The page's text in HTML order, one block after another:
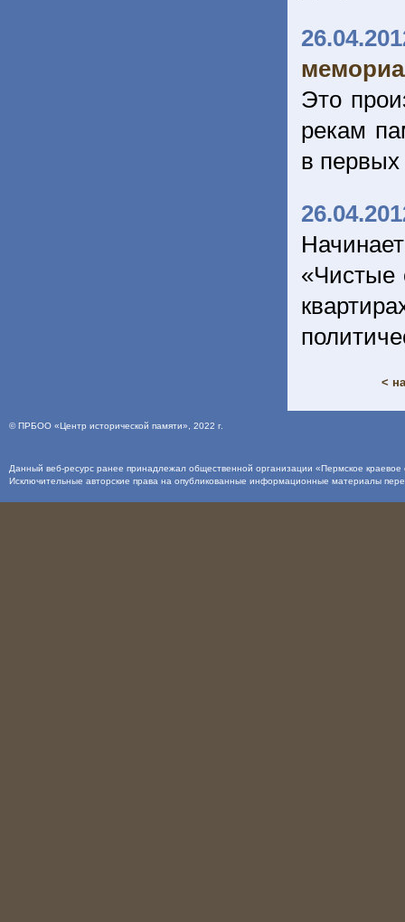
Это
рекам
в
«Чистые
<
©ПРБОО «Центр исторической памяти» , 2022 г.
Данный веб-ресурс ранее принадлежал общественной организации «Пермское
Исключительные авторские права на опубликованные информационные материалы